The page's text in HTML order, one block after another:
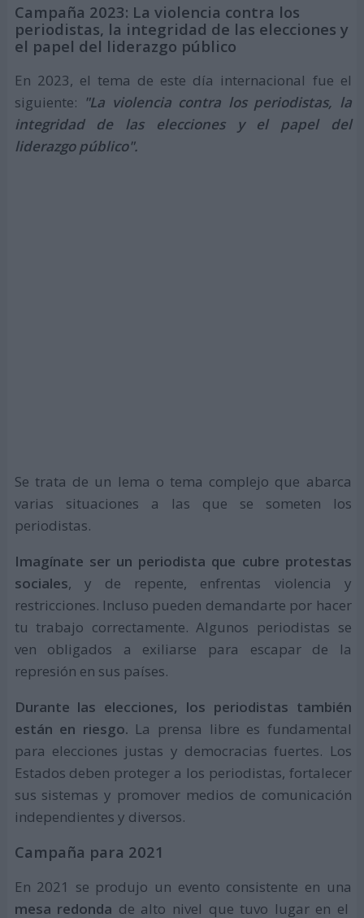
Campaña 2023: La violencia contra los
periodistas, la integridad de las elecciones y
el papel del liderazgo público
En 2023, el tema de este día internacional fue el
siguiente: "La violencia contra los periodistas, la
integridad de las elecciones y el papel del
liderazgo público".
Se trata de un lema o tema complejo que abarca
varias situaciones a las que se someten los
periodistas.
Imagínate ser un periodista que cubre protestas
sociales, y de repente, enfrentas violencia y
restricciones. Incluso pueden demandarte por hacer
tu trabajo correctamente. Algunos periodistas se
ven obligados a exiliarse para escapar de la
represión en sus países.
Durante las elecciones, los periodistas también
están en riesgo. La prensa libre es fundamental
para elecciones justas y democracias fuertes. Los
Estados deben proteger a los periodistas, fortalecer
sus sistemas y promover medios de comunicación
independientes y diversos.
Campaña para 2021
En 2021 se produjo un evento consistente en una
mesa redonda de alto nivel que tuvo lugar en el